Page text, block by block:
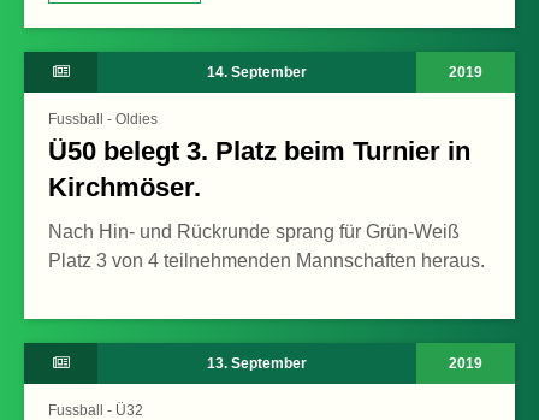
14. September 2019
Fussball - Oldies
Ü50 belegt 3. Platz beim Turnier in
Kirchmöser.
Nach Hin- und Rückrunde sprang für Grün-Weiß
Platz 3 von 4 teilnehmenden Mannschaften heraus.
13. September 2019
Fussball - Ü32